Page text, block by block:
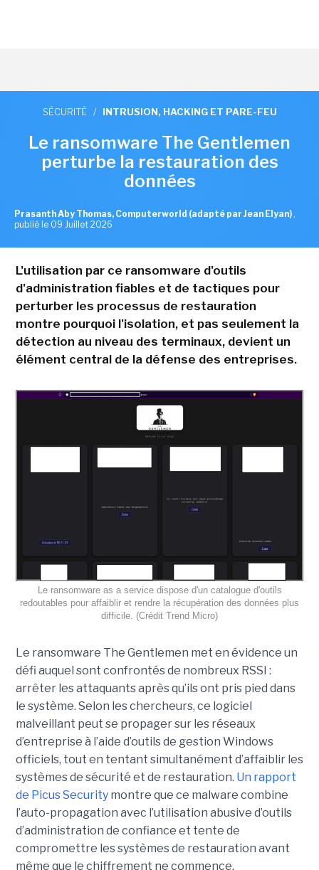
SÉCURITÉ / INTRUSION, HACKING ET PARE-FEU
Le ransomware The Gentlemen
perturbe la restauration des
données
Prasanth Aby Thomas, Computerworld (adapté par Jean Elyan) ,
publié le 09 Juillet 2026
L'utilisation par ce ransomware d'outils
d'administration fiables et de tactiques pour
perturber les processus de restauration
montre pourquoi l'isolation, et pas seulement la
détection au niveau des terminaux, devient un
élément central de la défense des entreprises.
Le ransomware as a service dispose d'un catalogue d'outils
redoutables pour affaiblir et rendre la récupération des données plus
difficile. (Crédit Trend Micro)
Le ransomware The Gentlemen met en évidence un
défi auquel sont confrontés de nombreux RSSI :
arrêter les attaquants après qu’ils ont pris pied dans
le système. Selon les chercheurs, ce logiciel
malveillant peut se propager sur les réseaux
d’entreprise à l’aide d’outils de gestion Windows
officiels, tout en tentant simultanément d’affaiblir les
systèmes de sécurité et de restauration. Un rapport
de Picus Securitymontre que ce malware combine
l’auto-propagation avec l’utilisation abusive d’outils
d’administration de confiance et tente de
compromettre les systèmes de restauration avant
même que le chiffrement ne commence.